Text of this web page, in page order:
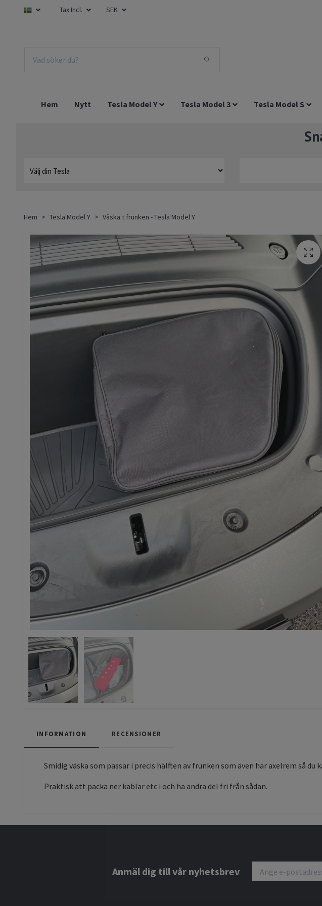
Tax Incl. SEK
Hem Nytt Tesla Model Y Tesla Model 3 Tesla Model S
Hem Tesla Model Y Väska t frunken - Tesla Model Y
INFORMATION RECENSIONER
Smidig väska som passar i precis hälften av frunken som även har axelrem så du
Praktisk att packa ner kablar etc i och ha andra del fri från sådan.
Anmäl dig till vår nyhetsbrev